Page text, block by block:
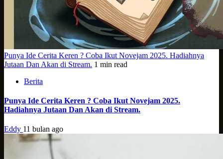
Punya Ide Cerita Keren ? Coba Ikut Novejam 2025. Hadiahnya
Jutaan Dan Akan di Stream. 1 min read
Berita
Punya Ide Cerita Keren ? Coba Ikut Novejam 2025.
Hadiahnya Jutaan Dan Akan di Stream.
Eddy 11 bulan ago